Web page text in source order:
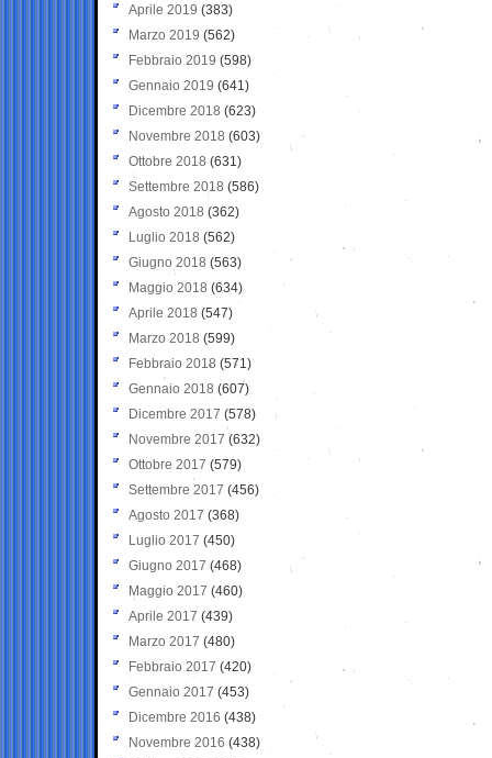
Aprile 2019 (383)
Marzo 2019 (562)
Febbraio 2019 (598)
Gennaio 2019 (641)
Dicembre 2018 (623)
Novembre 2018 (603)
Ottobre 2018 (631)
Settembre 2018 (586)
Agosto 2018 (362)
Luglio 2018 (562)
Giugno 2018 (563)
Maggio 2018 (634)
Aprile 2018 (547)
Marzo 2018 (599)
Febbraio 2018 (571)
Gennaio 2018 (607)
Dicembre 2017 (578)
Novembre 2017 (632)
Ottobre 2017 (579)
Settembre 2017 (456)
Agosto 2017 (368)
Luglio 2017 (450)
Giugno 2017 (468)
Maggio 2017 (460)
Aprile 2017 (439)
Marzo 2017 (480)
Febbraio 2017 (420)
Gennaio 2017 (453)
Dicembre 2016 (438)
Novembre 2016 (438)